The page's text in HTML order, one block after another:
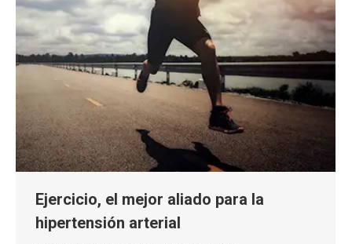
Ejercicio, el mejor aliado para la
hipertensión arterial